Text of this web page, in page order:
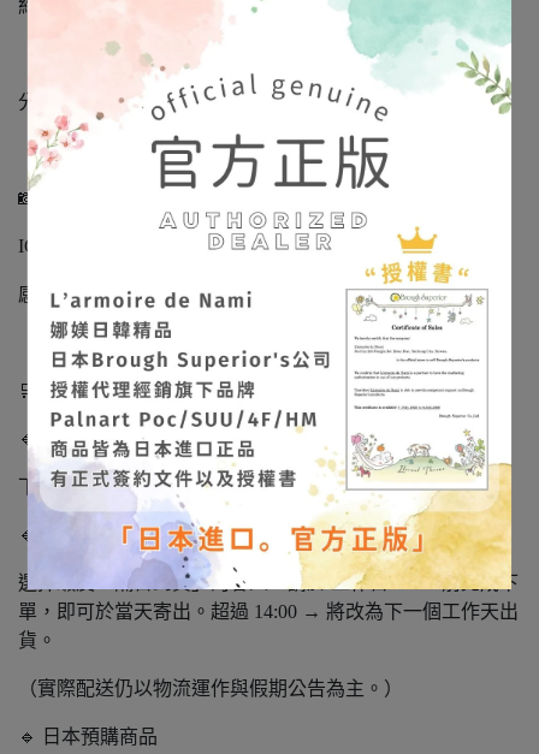
約文件，請安心選購。
「娜媄日韓精品」很榮幸能將日本手作藝術帶到台灣，
分享這份細緻、溫柔且充滿靈魂的美。
📸 作品實拍不定期更新
IG/FB： @larmoiredenami
感受飾品在光影下的立體質感與色彩層次。
🛒【出貨與預購說明】
🔹 現貨商品
下單後 下一個工作天出貨。
🔹 隔日到貨說明
選擇蝦皮「隔日到貨」的客人：請於 工作日 14:00 前完成下
單，即可於當天寄出。超過 14:00 → 將改為下一個工作天出
貨。
（實際配送仍以物流運作與假期公告為主。）
🔹 日本預購商品